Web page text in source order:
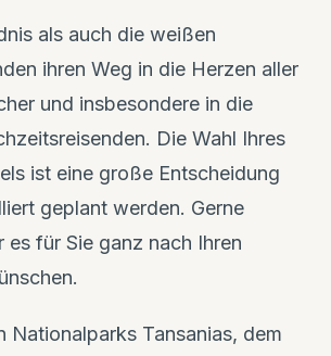
als auch die weißen
ihren Weg in die Herzen aller
und insbesondere in die
Die Wahl Ihres
ist eine große Entscheidung
geplant werden. Gerne
es für Sie ganz nach Ihren
Nationalparks Tansanias, dem